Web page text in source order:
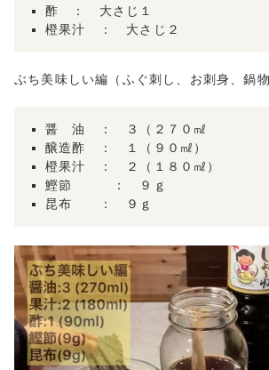
酢 ： 大さじ１
橙果汁 ： 大さじ２
ぶち美味しい編（ふぐ刺し、お刺身、鍋物
醤 油 ： ３（２７０㎖
醸造酢 ： １（９０㎖）
橙果汁 ： ２（１８０㎖）
鰹節 ： ９ｇ
昆布 ： ９ｇ